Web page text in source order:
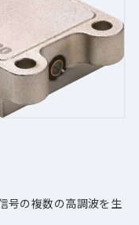
の複数の高調波を生